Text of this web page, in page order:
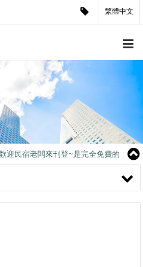
繁體中文
公司企業形象官網是很重要的.
迎民宿老闆來刊登~是完全免費的
好見證
媒體報導
？公司企業形象官網是很重要的.
迎民宿老闆來刊登~是完全免費的
媒體報導
迎民宿老闆來刊登~是完全免費的
媒體報導